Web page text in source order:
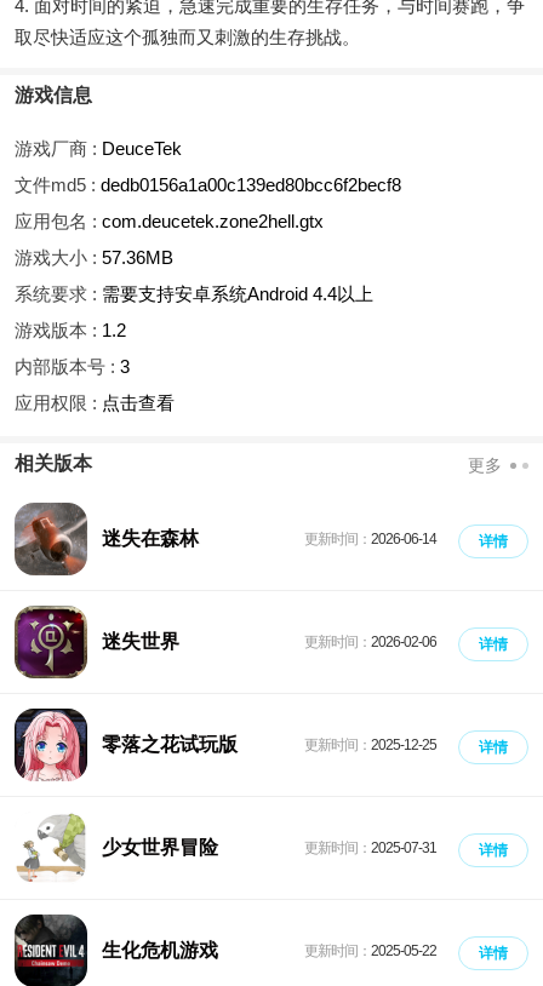
4. 面对时间的紧迫，急速完成重要的生存任务，与时间赛跑，争
取尽快适应这个孤独而又刺激的生存挑战。
游戏信息
游戏厂商 : DeuceTek
文件md5 : dedb0156a1a00c139ed80bcc6f2becf8
应用包名 : com.deucetek.zone2hell.gtx
游戏大小 : 57.36MB
系统要求 : 需要支持安卓系统Android 4.4以上
游戏版本 : 1.2
内部版本号 : 3
应用权限 : 点击查看
相关版本 更多
迷失在森林 更新时间： 2026-06-14 详情
迷失世界 更新时间： 2026-02-06 详情
零落之花试玩版 更新时间： 2025-12-25 详情
少女世界冒险 更新时间： 2025-07-31 详情
生化危机游戏 更新时间： 2025-05-22 详情